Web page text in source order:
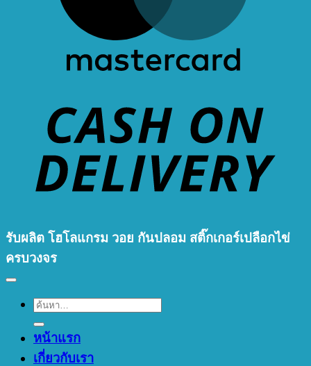
รับผลิต โฮโลแกรม วอย กันปลอม สติ๊กเกอร์เปลือกไข่
ครบวงจร
ค้นหา:
หน้าแรก
เกี่ยวกับเรา